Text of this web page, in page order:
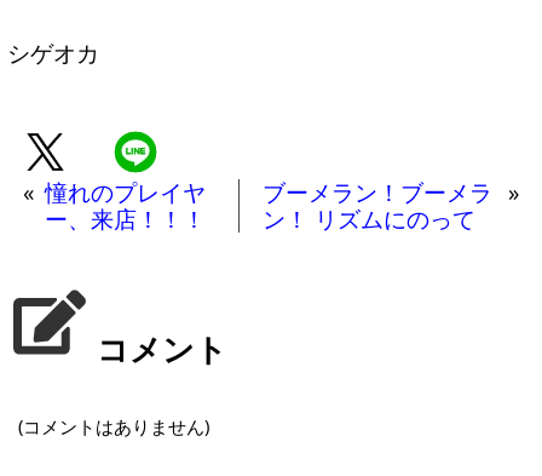
シゲオカ
« 憧れのプレイヤ
ー、来店！！！
ブーメラン！ブーメラ
ン！ リズムにのって
»
コメント
(コメントはありません)